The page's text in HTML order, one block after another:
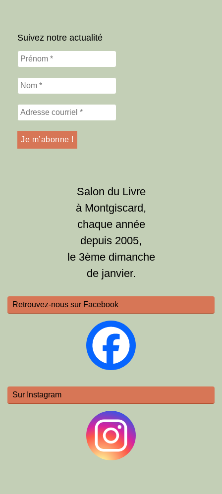
Suivez notre actualité
Salon du Livre
à Montgiscard,
chaque année
depuis 2005,
le 3ème dimanche
de janvier.
Retrouvez-nous sur Facebook
Sur Instagram